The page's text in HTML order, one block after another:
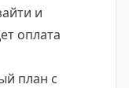
и
оплата
план с